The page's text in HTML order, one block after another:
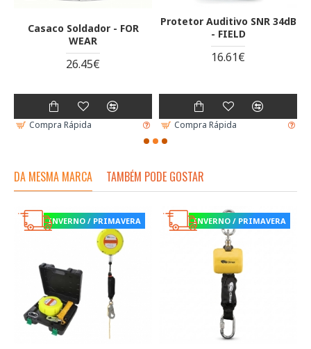
Casaco Soldador - FOR
WEAR
26.45€
Compra Rápida
Protetor Auditivo SNR 34dB
- FIELD
16.61€
Compra Rápida
DA MESMA MARCA TAMBÉM PODE GOSTAR
INVERNO / PRIMAVERA INVERNO / PRIMAVERA